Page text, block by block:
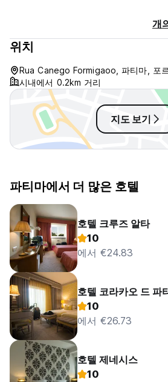
개
위치
Rua Canego Formigaoo, 파티마, 포
시내에서 0.2km 거리
지도 보기
파티마에서 더 많은 호텔
호텔 크루즈 알타
10
에서 €24.83
호텔 코라카오 드 파
10
에서 €26.73
호텔 제네시스
10